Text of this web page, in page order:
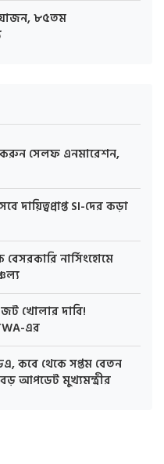
৮৫তম
করুন সেলফ এনমারেশন,
দায়িত্বপ্রাপ্ত SI-দের কড়া
নার্সিংহোমে
খোলার দাবি!
এর
কবে থেকে সপ্তম বেতন
আপডেট মুখ্যমন্ত্রীর